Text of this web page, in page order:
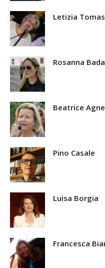
Letizia
Rosanna
Beatrice
Pino Casale
Luisa Borgia
Francesca